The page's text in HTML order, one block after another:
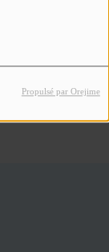
Propulsé par Orejime